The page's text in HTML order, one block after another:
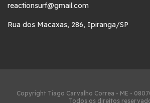
reactionsurf@gmail.com
Rua dos Macaxas, 286, Ipiranga/SP
Copyright Tiago Carvalho Correa - ME -
Todos os direitos